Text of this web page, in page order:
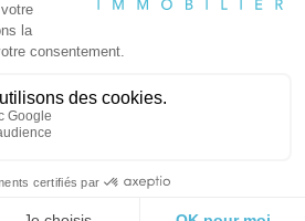
IMMOBILIER 2021